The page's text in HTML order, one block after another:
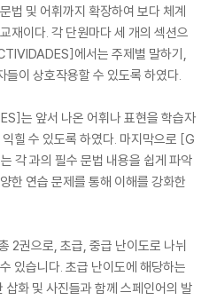
법 및 어휘까지 확장하여 보다 체계
재이다. 각 단원마다 세 개의 섹션으
에서는 주제별 말하기,
이 상호작용할 수 있도록 하였다.
는 앞서 나온 어휘나 표현을 학습자
힐 수 있도록 하였다. 마지막으로 [G
각 과의 필수 문법 내용을 쉽게 파악
한 연습 문제를 통해 이해를 강화한
2권으로, 초급, 중급 난이도로 나뉘
있습니다. 초급 난이도에 해당하는
화 및 사진들과 함께 스페인어의 발